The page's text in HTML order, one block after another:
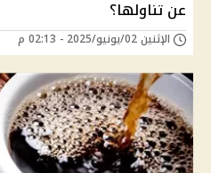
عن تناولها؟
الإثنين 02/يونيو/2025 - 02:13 م